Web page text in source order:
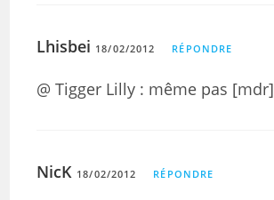
Lhisbei 18/02/2012 RÉPONDRE
@ Tigger Lilly : même pas [mdr]
NicK 18/02/2012 RÉPONDRE